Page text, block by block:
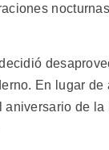
En lugar de
de